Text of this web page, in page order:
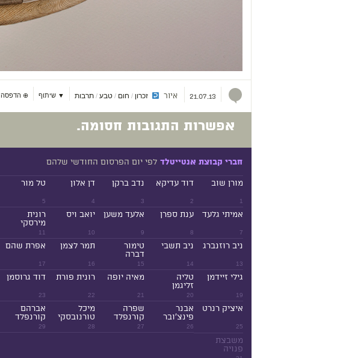
21.07.13 איור זכרון / חום / טבע/ תרבות ▼ שיתוף ⊕ הדפסה
אפשרות התגובות חסומה.
חברי קבוצת אנטייטלד לפי יום הפרסום החודשי שלהם
1
מורן שוב
2
דוד עדיקא
3
נדב ברקן
4
דן אלון
5
טל מור
7
אמיתי גלעד
8
ענת ספרן
9
אלעד משען
10
יואב ויס
11
רונית
מירסקי
13
ניב רוזנברג
14
ניב תשבי
15
טימור
דברה
16
תמר לצמן
17
אפרת שהם
19
גילי זיידמן
20
טליה
זליגמן
21
מאיה יופה
22
רונית פורת
23
דוד גרוסמן
25
איציק רנרט
26
אבנר
פינצ'ובר
27
שפרה
קורנפלד
28
מיכל
טורנובסקי
29
אברהם
קורנפלד
משבצת
פנויה